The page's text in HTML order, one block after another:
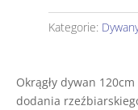
Kategorie:
Okrągły dywan
dodania